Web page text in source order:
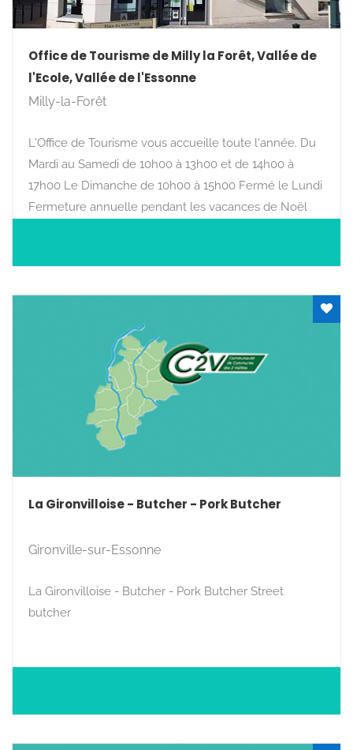
Office de Tourisme de Milly la Forêt, Vallée de
l'Ecole, Vallée de l'Essonne
Milly-la-Forêt
L'Office de Tourisme vous accueille toute l'année. Du
Mardi au Samedi de 10h00 à 13h00 et de 14h00 à
17h00 Le Dimanche de 10h00 à 15h00 Fermé le Lundi
Fermeture annuelle pendant les vacances de Noël
La Gironvilloise - Butcher - Pork Butcher
Gironville-sur-Essonne
La Gironvilloise - Butcher - Pork Butcher Street
butcher